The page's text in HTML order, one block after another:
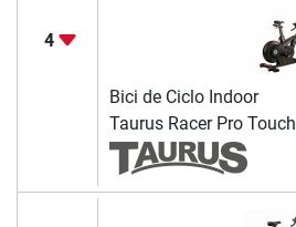
4
Bici de Ciclo Indoor
Taurus Racer Pro Touch